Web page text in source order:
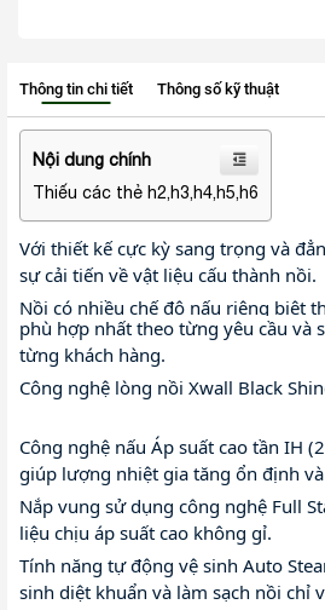
Thông tin chi tiết Thông số kỹ thuật
Nội dung chính
Thiếu các thẻ h2,h3,h4,h5,h6
Với thiết kế cực kỳ sang trọng và
sự cải tiến về vật liệu cấu thành nồi.
Nồi có nhiều chế độ nấu riêng biệt
phù hợp nhất theo từng yêu cầu và
từng khách hàng.
✨
Công nghệ lòng nồi Xwall Black
✨
Công nghệ nấu Áp suất cao tần IH
giúp lượng nhiệt gia tăng ổn định
Nắp vung sử dụng công nghệ Full
liệu chịu áp suất cao không gỉ.
Tính năng tự động vệ sinh Auto
sinh diệt khuẩn và làm sạch nồi chỉ